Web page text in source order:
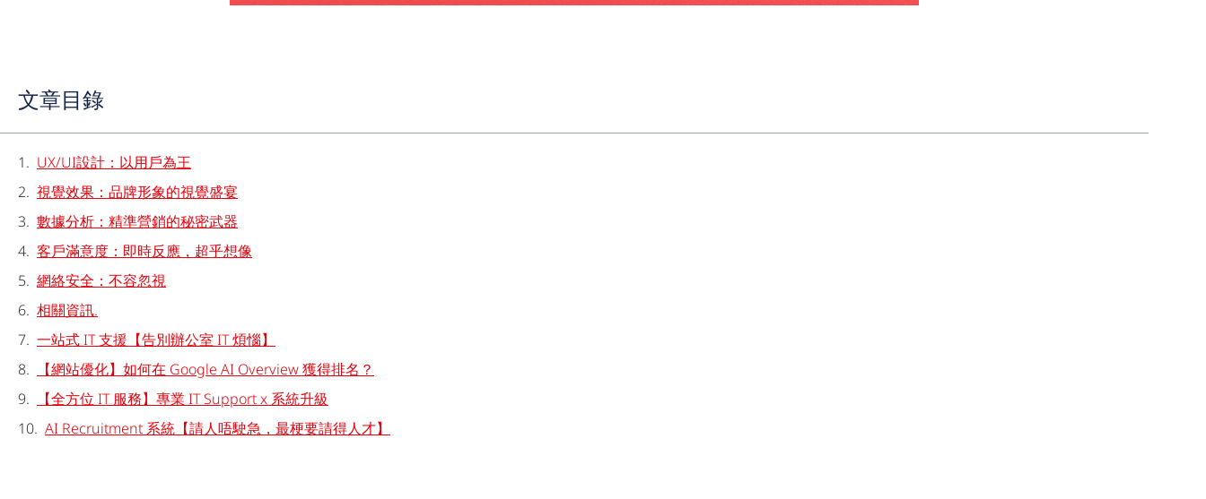
文章目錄
UX/UI設計：以用戶為王
視覺效果：品牌形象的視覺盛宴
數據分析：精準營銷的秘密武器
客戶滿意度：即時反應，超乎想像
網絡安全：不容忽視
相關資訊.
一站式 IT 支援【告別辦公室 IT 煩惱】
【網站優化】如何在 Google AI Overview 獲得排名？
【全方位 IT 服務】專業 IT Support x 系統升級
AI Recruitment 系統【請人唔駛急，最梗要請得人才】